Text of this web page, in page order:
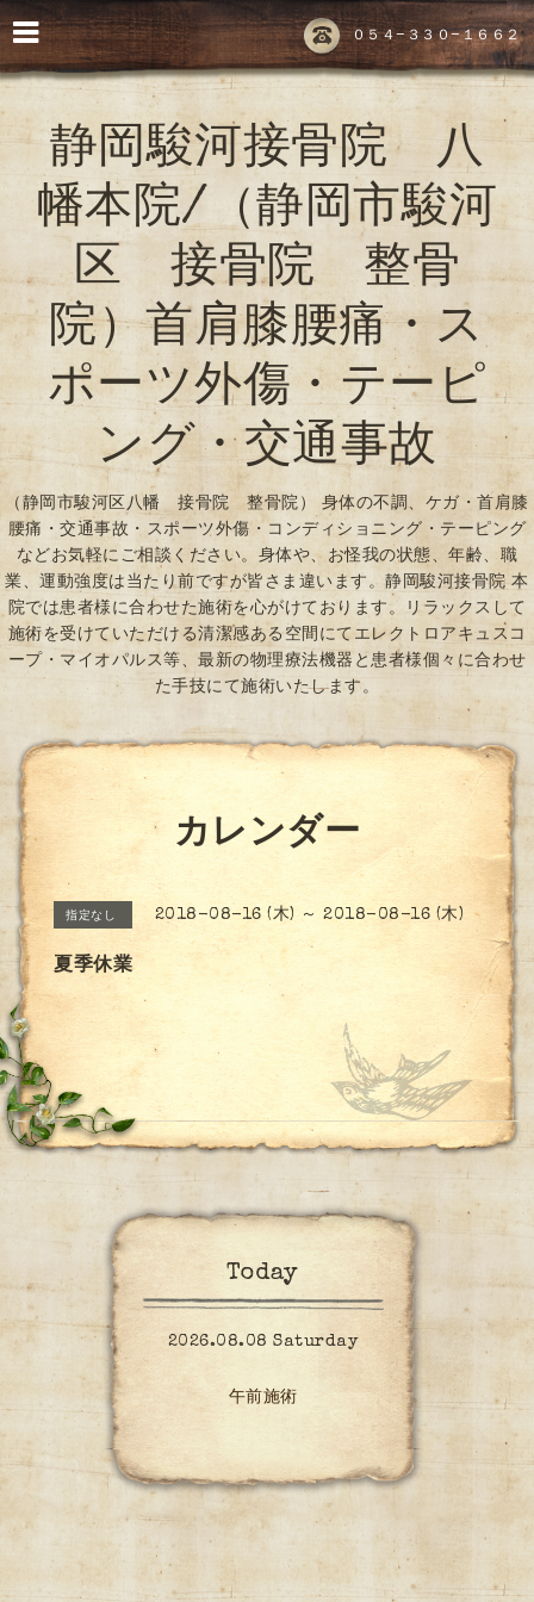
０５４-３３０-１６６２
静岡駿河接骨院 八
幡本院/（静岡市駿河
区 接骨院 整骨
院）首肩膝腰痛・ス
ポーツ外傷・テーピ
ング・交通事故
（静岡市駿河区八幡 接骨院 整骨院） 身体の不調、ケガ・首肩膝
腰痛・交通事故・スポーツ外傷・コンディショニング・テーピング
などお気軽にご相談ください。身体や、お怪我の状態、年齢、職
業、運動強度は当たり前ですが皆さま違います。静岡駿河接骨院 本
院では患者様に合わせた施術を心がけております。リラックスして
施術を受けていただける清潔感ある空間にてエレクトロアキュスコ
ープ・マイオパルス等、最新の物理療法機器と患者様個々に合わせ
た手技にて施術いたします。
カレンダー
指定なし 2018-08-16 (木) ～ 2018-08-16 (木)
夏季休業
Today
2026.08.08 Saturday
午前施術